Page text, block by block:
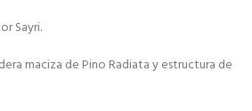
Sayri.
maciza de Pino Radiata y estructura de